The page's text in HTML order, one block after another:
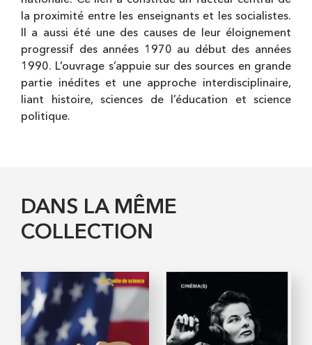
la proximité entre les enseignants et les socialistes.
Il a aussi été une des causes de leur éloignement
progressif des années 1970 au début des années
1990. L’ouvrage s’appuie sur des sources en grande
partie inédites et une approche interdisciplinaire,
liant histoire, sciences de l’éducation et science
politique.
DANS LA MÊME
COLLECTION